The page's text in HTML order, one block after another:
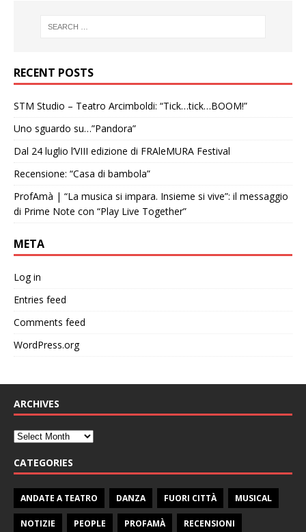
RECENT POSTS
STM Studio – Teatro Arcimboldi: “Tick…tick…BOOM!”
Uno sguardo su…”Pandora”
Dal 24 luglio l’VIII edizione di FRAleMURA Festival
Recensione: “Casa di bambola”
ProfAmà | “La musica si impara. Insieme si vive”: il messaggio
di Prime Note con “Play Live Together”
META
Log in
Entries feed
Comments feed
WordPress.org
ARCHIVES
CATEGORIES
ANDATE A TEATRO DANZA FUORI CITTÀ MUSICAL
NOTIZIE PEOPLE PROFAMÀ RECENSIONI